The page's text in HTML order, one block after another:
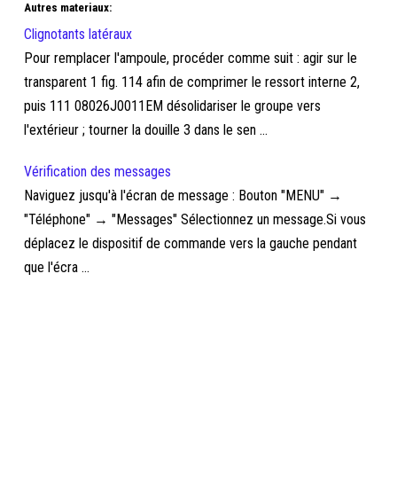
Autres materiaux:
Clignotants latéraux
Pour remplacer l'ampoule, procéder comme suit : agir sur le
transparent 1 fig. 114 afin de comprimer le ressort interne 2,
puis 111 08026J0011EM désolidariser le groupe vers
l'extérieur ; tourner la douille 3 dans le sen ...
Vérification des messages
Naviguez jusqu'à l'écran de message : Bouton "MENU" →
"Téléphone" → "Messages" Sélectionnez un message.Si vous
déplacez le dispositif de commande vers la gauche pendant
que l'écra ...